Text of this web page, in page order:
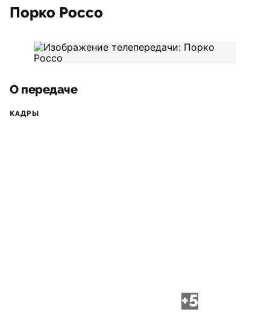
Порко Россо
О передаче
КАДРЫ
+5